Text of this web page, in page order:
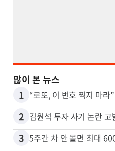
많이 본 뉴스
1
2 김원석 투자 사기 논란 고
3 5주간 차 안 몰면 최대